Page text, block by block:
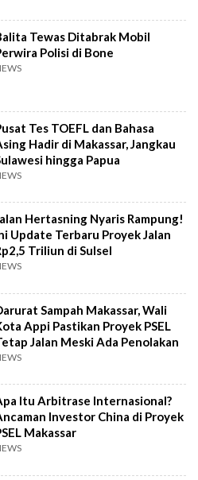
Tewas Ditabrak Mobil
Polisi di Bone
Tes TOEFL dan Bahasa
Hadir di Makassar, Jangkau
hingga Papua
Hertasning Nyaris Rampung!
Update Terbaru Proyek Jalan
Triliun di Sulsel
Sampah Makassar, Wali
Appi Pastikan Proyek PSEL
Jalan Meski Ada Penolakan
Itu Arbitrase Internasional?
Investor China di Proyek
Makassar